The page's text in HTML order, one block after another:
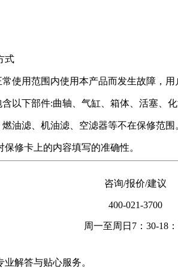
式
使用范围内使用本产品而发生故障，
以下部件:曲轴、气缸、箱体、活塞、
油滤、机油滤、空滤器等不在保修范围
修卡上的内容填写的准确性。
咨询/报价/建议
400-021-3700
周一至周日7：30-18
解答与贴心服务。